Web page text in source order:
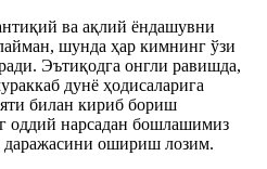
ва ақлий ёндашувни
шунда ҳар кимнинг ўзи
Эътиқодга онгли равишда,
дунё ҳодисаларига
билан кириб бориш
нарсадан бошлашимиз
даражасини ошириш лозим.